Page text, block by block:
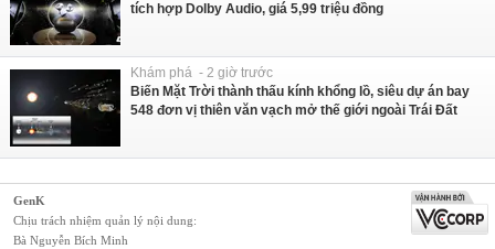
tích hợp Dolby Audio, giá 5,99 triệu đồng
Khám phá - 2 giờ trước
Biến Mặt Trời thành thấu kính khổng lồ, siêu dự án bay
548 đơn vị thiên văn vạch mở thế giới ngoài Trái Đất
GenK
Chịu trách nhiệm quản lý nội dung:
Bà Nguyễn Bích Minh